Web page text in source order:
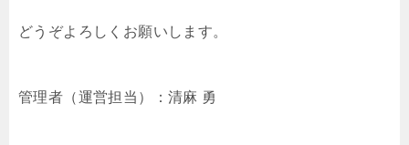
どうぞよろしくお願いします。
管理者（運営担当）：清麻 勇